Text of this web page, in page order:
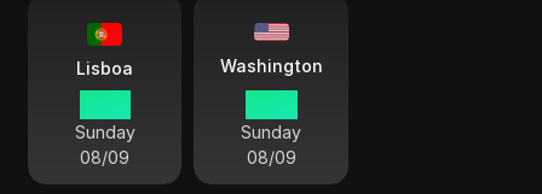
Lisboa
Sunday
08/09
Washington
Sunday
08/09